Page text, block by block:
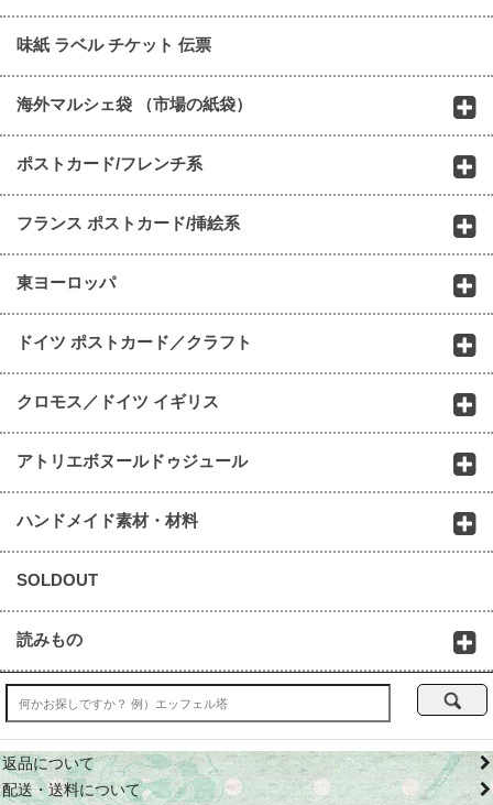
味紙 ラベル チケット 伝票
海外マルシェ袋 （市場の紙袋）
ポストカード/フレンチ系
フランス ポストカード/挿絵系
東ヨーロッパ
ドイツ ポストカード／クラフト
クロモス／ドイツ イギリス
アトリエボヌールドゥジュール
ハンドメイド素材・材料
SOLDOUT
読みもの
返品について
配送・送料について